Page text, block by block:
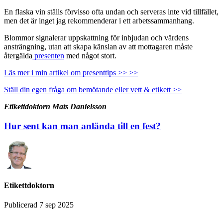
En flaska vin ställs förvisso ofta undan och serveras inte vid tillfället,
men det är inget jag rekommenderar i ett arbetssammanhang.
Blommor signalerar uppskattning för inbjudan och värdens
ansträngning, utan att skapa känslan av att mottagaren måste
återgälda presenten med något stort.
Läs mer i min artikel om presenttips >> >>
Ställ din egen fråga om bemötande eller vett & etikett >>
Etikettdoktorn Mats Danielsson
Hur sent kan man anlända till en fest?
Etikettdoktorn
Publicerad 7 sep 2025